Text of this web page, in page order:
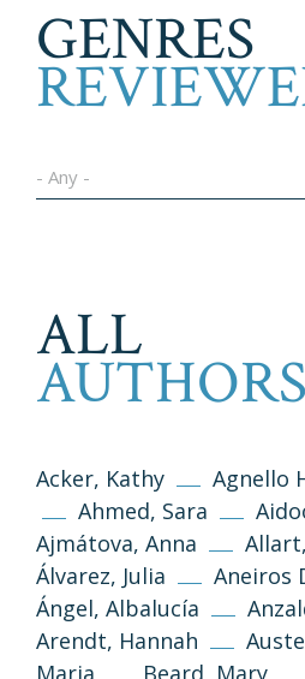
GENRES
- Any -
ALL
AUTHORS
Acker, Kathy
Agnello
Ahmed, Sara
Ajmátova, Anna
Álvarez, Julia
Aneiros
Ángel, Albalucía
Arendt, Hannah
Maria
Beard, Mary